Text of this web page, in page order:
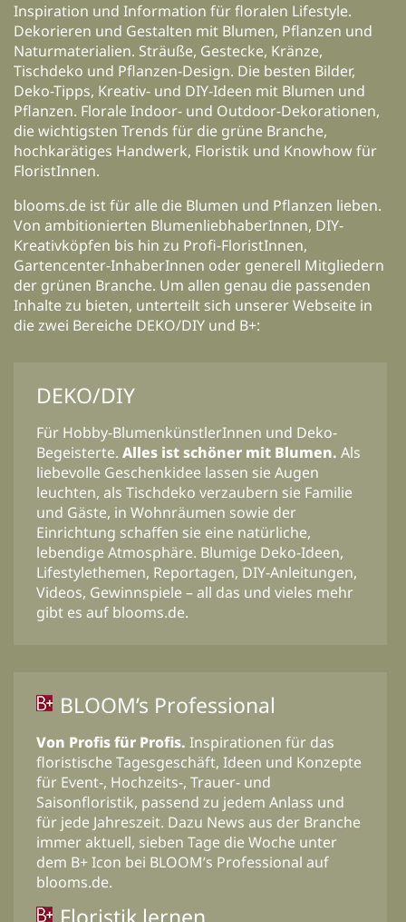
Inspiration und Information für floralen Lifestyle.
Dekorieren und Gestalten mit Blumen, Pflanzen und
Naturmaterialien. Sträuße, Gestecke, Kränze,
Tischdeko und Pflanzen-Design. Die besten Bilder,
Deko-Tipps, Kreativ- und DIY-Ideen mit Blumen und
Pflanzen. Florale Indoor- und Outdoor-Dekorationen,
die wichtigsten Trends für die grüne Branche,
hochkarätiges Handwerk, Floristik und Knowhow für
FloristInnen.
blooms.de ist für alle die Blumen und Pflanzen lieben.
Von ambitionierten BlumenliebhaberInnen, DIY-
Kreativköpfen bis hin zu Profi-FloristInnen,
Gartencenter-InhaberInnen oder generell Mitgliedern
der grünen Branche. Um allen genau die passenden
Inhalte zu bieten, unterteilt sich unserer Webseite in
die zwei Bereiche DEKO/DIY und B+:
DEKO/DIY
Für Hobby-BlumenkünstlerInnen und Deko-
Begeisterte. Alles ist schöner mit Blumen. Als
liebevolle Geschenkidee lassen sie Augen
leuchten, als Tischdeko verzaubern sie Familie
und Gäste, in Wohnräumen sowie der
Einrichtung schaffen sie eine natürliche,
lebendige Atmosphäre. Blumige Deko-Ideen,
Lifestylethemen, Reportagen, DIY-Anleitungen,
Videos, Gewinnspiele – all das und vieles mehr
gibt es auf blooms.de.
BLOOM’s Professional
Von Profis für Profis. Inspirationen für das
floristische Tagesgeschäft, Ideen und Konzepte
für Event-, Hochzeits-, Trauer- und
Saisonfloristik, passend zu jedem Anlass und
für jede Jahreszeit. Dazu News aus der Branche
immer aktuell, sieben Tage die Woche unter
dem B+ Icon bei BLOOM’s Professional auf
blooms.de.